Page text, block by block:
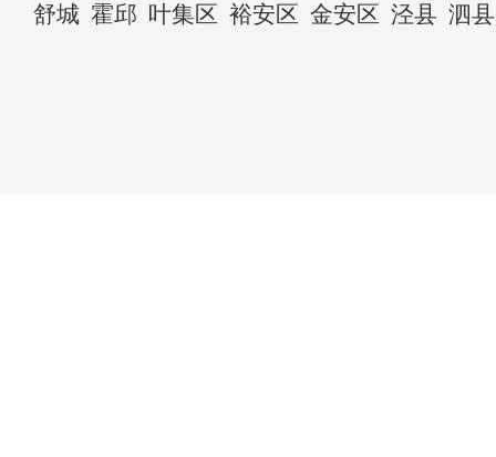
舒城 霍邱 叶集区 裕安区 金安区 泾县 泗县